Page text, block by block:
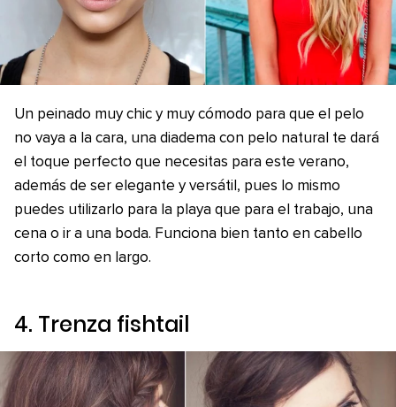
Un peinado muy chic y muy cómodo para que el pelo
no vaya a la cara, una diadema con pelo natural te dará
el toque perfecto que necesitas para este verano,
además de ser elegante y versátil, pues lo mismo
puedes utilizarlo para la playa que para el trabajo, una
cena o ir a una boda. Funciona bien tanto en cabello
corto como en largo.
4. Trenza fishtail